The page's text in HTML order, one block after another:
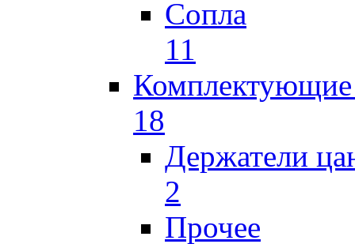
Сопла
11
18
Держатели
2
Прочее